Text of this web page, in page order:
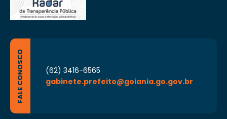
FALE CONOSCO
(62) 3416-6565
gabinete.prefeito@goiania.go.gov.br